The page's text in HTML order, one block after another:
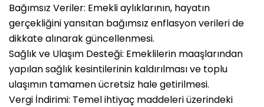
Bağımsız Veriler: Emekli aylıklarının, hayatın
gerçekliğini yansıtan bağımsız enflasyon verileri de
dikkate alınarak güncellenmesi.
Sağlık ve Ulaşım Desteği: Emeklilerin maaşlarından
yapılan sağlık kesintilerinin kaldırılması ve toplu
ulaşımın tamamen ücretsiz hale getirilmesi.
Vergi İndirimi: Temel ihtiyaç maddeleri üzerindeki